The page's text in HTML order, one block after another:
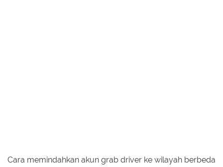
Cara memindahkan akun grab driver ke wilayah berbeda